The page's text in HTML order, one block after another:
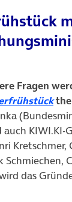
Fragen
auch KIWI.KI-
Schmiechen,
das